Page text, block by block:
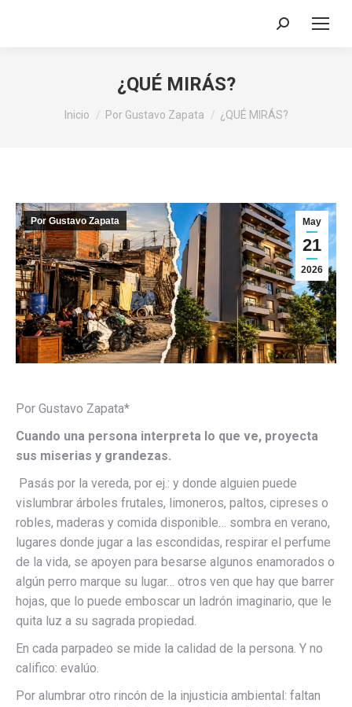
Buscar:
¿QUÉ MIRÁS?
Estás aquí:
Inicio Por Gustavo Zapata ¿QUÉ MIRÁS?
May
21
2026
Por Gustavo Zapata
Por Gustavo Zapata*
Cuando una persona interpreta lo que ve, proyecta
sus miserias y grandezas.
Pasás por la vereda, por ej.: y donde alguien puede
vislumbrar árboles frutales, limoneros, paltos, cipreses o
robles, maderas y comida disponible… sombra en verano,
lugares donde jugar a las escondidas, respirar el perfume
de la vida, se apoyen para besarse algunos enamorados o
algún perro marque su lugar… otros ven que hay que barrer
hojas, que lo puede emboscar un ladrón imaginario, que le
quita luz a su sagrada propiedad.
En cada parpadeo se mide la calidad de la persona. Y no
califico: evalúo.
Por alumbrar otro rincón de la injusticia ambiental: faltan